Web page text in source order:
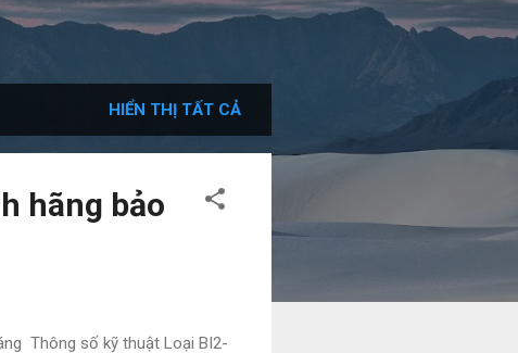
HIỂN THỊ TẤT CẢ
hãng bảo
Thông số kỹ thuật Loại BI2-